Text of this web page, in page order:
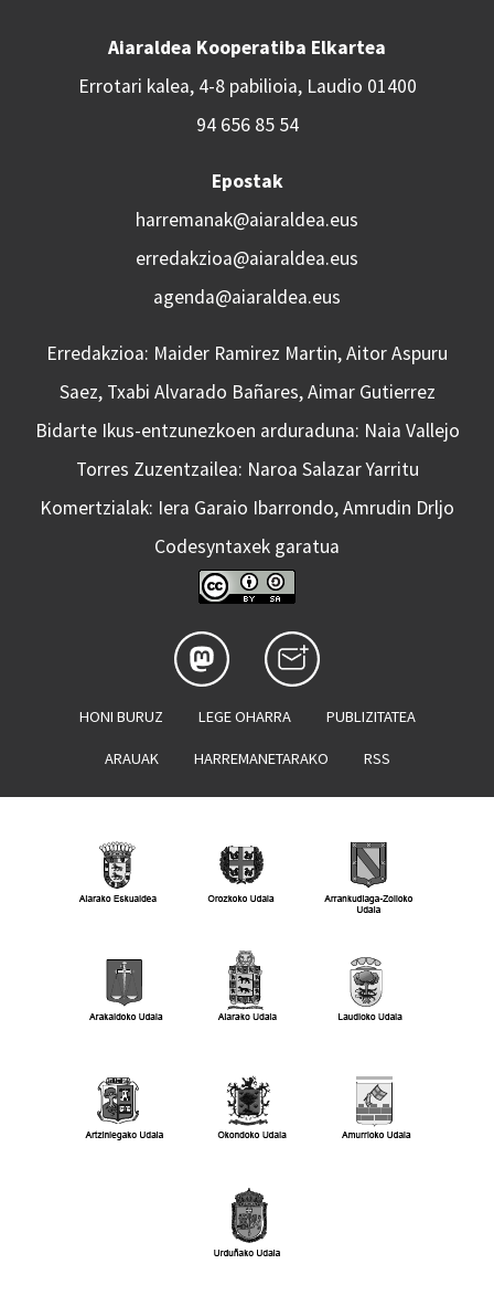
Aiaraldea Kooperatiba Elkartea
Errotari kalea, 4-8 pabilioia, Laudio 01400
94 656 85 54
Epostak
harremanak@aiaraldea.eus
erredakzioa@aiaraldea.eus
agenda@aiaraldea.eus
Erredakzioa: Maider Ramirez Martin, Aitor Aspuru
Saez, Txabi Alvarado Bañares, Aimar Gutierrez
Bidarte Ikus-entzunezkoen arduraduna: Naia Vallejo
Torres Zuzentzailea: Naroa Salazar Yarritu
Komertzialak: Iera Garaio Ibarrondo, Amrudin Drljo
Codesyntaxek garatua
HONI BURUZ LEGE OHARRA PUBLIZITATEA
ARAUAK HARREMANETARAKO RSS